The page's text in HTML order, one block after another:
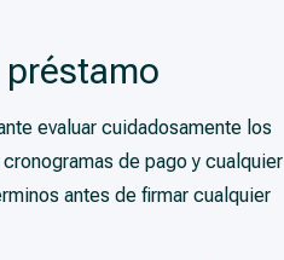
préstamo
evaluar cuidadosamente los
de pago y cualquier
antes de firmar cualquier